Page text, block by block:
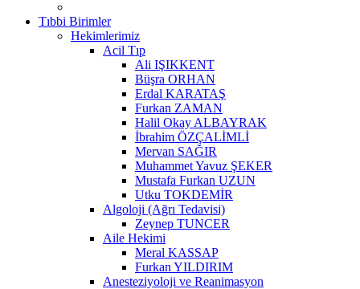
Tıbbi Birimler
Hekimlerimiz
Acil Tıp
Ali IŞIKKENT
Büşra ORHAN
Erdal KARATAŞ
Furkan ZAMAN
Halil Okay ALBAYRAK
İbrahim ÖZÇALİMLİ
Mervan SAĞIR
Muhammet Yavuz ŞEKER
Mustafa Furkan UZUN
Utku TOKDEMİR
Algoloji (Ağrı Tedavisi)
Zeynep TUNCER
Aile Hekimi
Meral KASSAP
Furkan YILDIRIM
Anesteziyoloji ve Reanimasyon